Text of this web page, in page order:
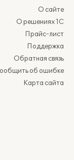
О сайте
О решениях 1С
Прайс-лист
Поддержка
Обратная связь
об ошибке
Карта сайта